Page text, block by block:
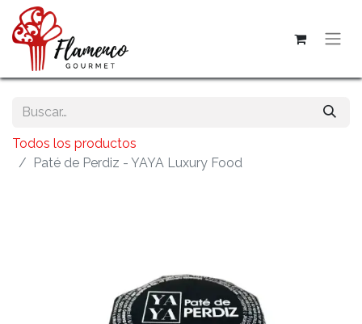
Todos los productos
Paté de Perdiz - YAYA Luxury Food